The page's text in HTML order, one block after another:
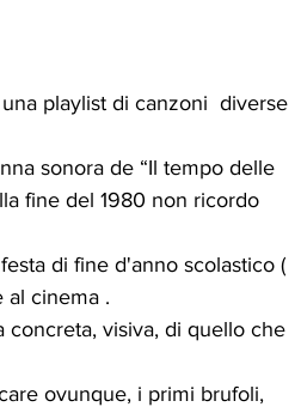
playlist di canzoni  diverse
sonora de “Il tempo delle
fine del 1980 non ricordo
di fine d'anno scolastico (
al cinema .
concreta, visiva, di quello che
ovunque, i primi brufoli,